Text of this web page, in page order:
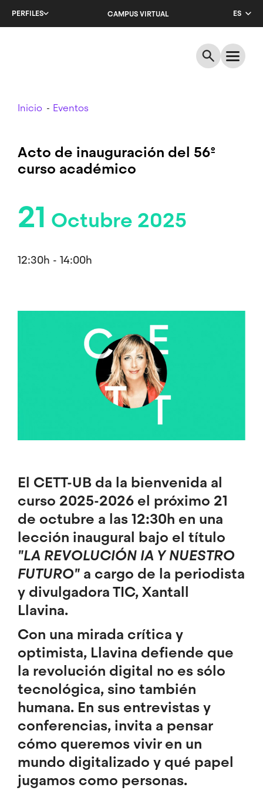
PERFILES CAMPUS VIRTUAL
ES
EN
Breadcrumb
Inicio Eventos
Acto de inauguración del 56º
curso académico
21 Octubre 2025
12:30h - 14:00h
El CETT-UB da la bienvenida al
curso 2025-2026 el próximo 21
de octubre a las 12:30h en una
lección inaugural bajo el título
"LA REVOLUCIÓN IA Y NUESTRO
FUTURO" a cargo de la periodista
y divulgadora TIC, Xantall
Llavina.
Con una mirada crítica y
optimista, Llavina defiende que
la revolución digital no es sólo
tecnológica, sino también
humana. En sus entrevistas y
conferencias, invita a pensar
cómo queremos vivir en un
mundo digitalizado y qué papel
jugamos como personas.